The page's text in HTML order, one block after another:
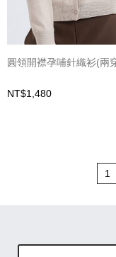
圓領開襟孕哺針織衫(兩
NT$1,480
1